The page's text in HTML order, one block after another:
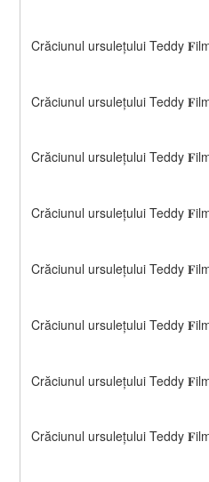
Crăciunul ursulețului Teddy
Crăciunul ursulețului Teddy
Crăciunul ursulețului Teddy
Crăciunul ursulețului Teddy
Crăciunul ursulețului Teddy
Crăciunul ursulețului Teddy
Crăciunul ursulețului Teddy
Crăciunul ursulețului Teddy